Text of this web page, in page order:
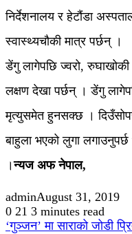
निर्देशनालय र हेटौंडा
स्वास्थ्यचौकी मात्र पर्छन् ।
डेंगु लागेपछि ज्वरो,
लक्षण देखा पर्छन् । डेंगु
मृत्युसमेत हुनसक्छ ।
बाहुला भएको लुगा
।न्यज अफ नेपाल,
adminAugust 31, 2019
0 21 3 minutes read
‘गुञ्जन’ मा साराको जोडी